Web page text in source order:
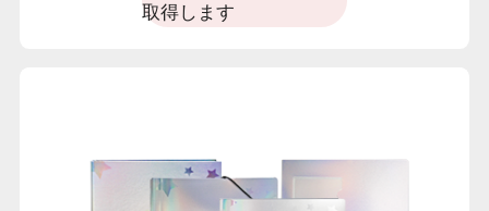
取得します